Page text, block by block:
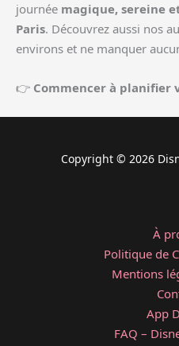
journée magique, sereine
Paris. Découvrez aussi nos
environs et ne manquer
👉 Commencer à planifier
Copyright © 2026
À
Politique de
Mentions
App
FAQ –